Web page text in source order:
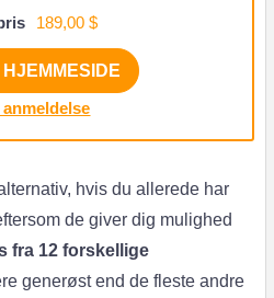
189,00 $
hvis du allerede har
de giver dig mulighed
fra 12 forskellige
generøst end de fleste andre